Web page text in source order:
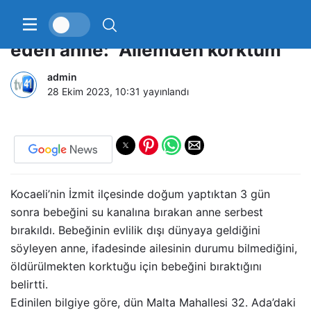
3 günlük bebeğini ölüme terk
eden anne: “Ailemden korktum”
admin
28 Ekim 2023, 10:31 yayınlandı
Kocaeli’nin İzmit ilçesinde doğum yaptıktan 3 gün
sonra bebeğini su kanalına bırakan anne serbest
bırakıldı. Bebeğinin evlilik dışı dünyaya geldiğini
söyleyen anne, ifadesinde ailesinin durumu bilmediğini,
öldürülmekten korktuğu için bebeğini bıraktığını
belirtti.
Edinilen bilgiye göre, dün Malta Mahallesi 32. Ada’daki